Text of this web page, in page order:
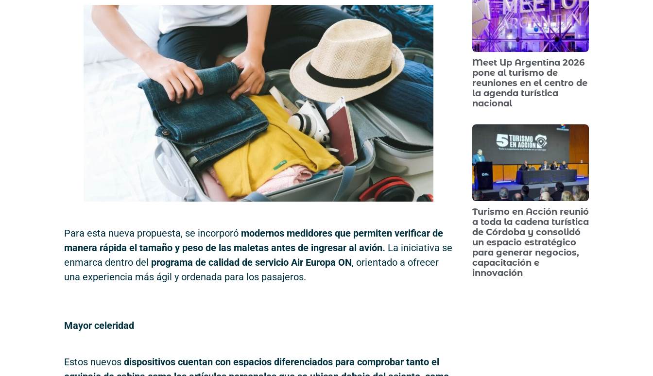
Para esta nueva propuesta, se incorporó modernos medidores que permiten verificar de
manera rápida el tamaño y peso de las maletas antes de ingresar al avión. La iniciativa se
enmarca dentro del programa de calidad de servicio Air Europa ON, orientado a ofrecer
una experiencia más ágil y ordenada para los pasajeros.
Mayor celeridad
Estos nuevos dispositivos cuentan con espacios diferenciados para comprobar tanto el
Meet Up Argentina 2026
pone al turismo de
reuniones en el centro de
la agenda turística
nacional
Turismo en Acción reunió
a toda la cadena turística
de Córdoba y consolidó
un espacio estratégico
para generar negocios,
capacitación e
innovación